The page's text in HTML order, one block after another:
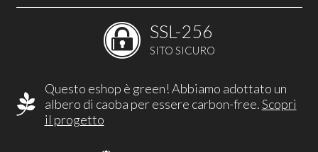
SSL-256
SITO SICURO
Questo eshop è green! Abbiamo adottato un
albero di caoba per essere carbon-free.Scopri
il progetto